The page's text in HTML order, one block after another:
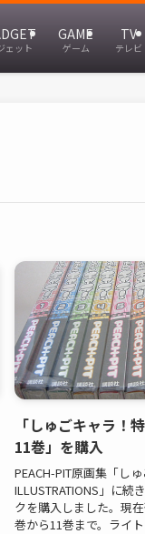
ェット
GAME
ゲーム
TV
テレビ
「しゅごキャラ！
11巻」を購入
PEACH-PIT原画集「しゅ
ILLUSTRATIONS」に続
クを購入しました。現
巻から11巻まで。ライ